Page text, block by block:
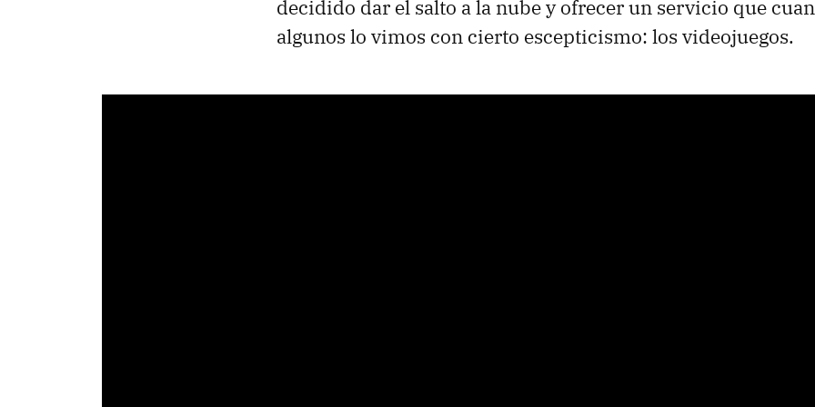
decidido dar el salto a la nube y ofrecer un servicio que
algunos lo vimos con cierto escepticismo: los videojuegos.